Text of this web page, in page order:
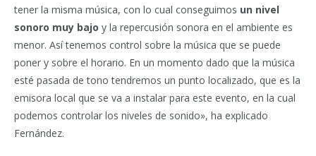
tener la misma música, con lo cual conseguimos un nivel
sonoro muy bajo y la repercusión sonora en el ambiente es
menor. Así tenemos control sobre la música que se puede
poner y sobre el horario. En un momento dado que la música
esté pasada de tono tendremos un punto localizado, que es la
emisora local que se va a instalar para este evento, en la cual
podemos controlar los niveles de sonido», ha explicado
Fernández.